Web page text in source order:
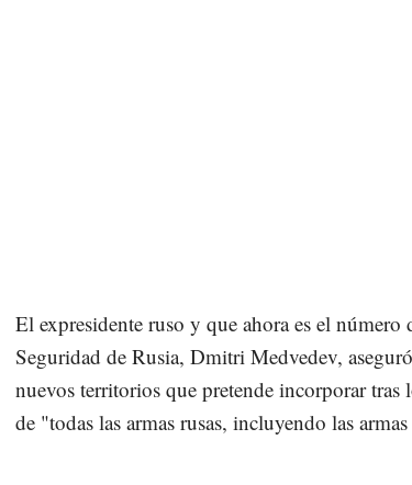
El expresidente ruso y que ahora es el número
Seguridad de Rusia, Dmitri Medvedev,
nuevos territorios que pretende incorporar tras
de "todas las armas rusas, incluyendo las